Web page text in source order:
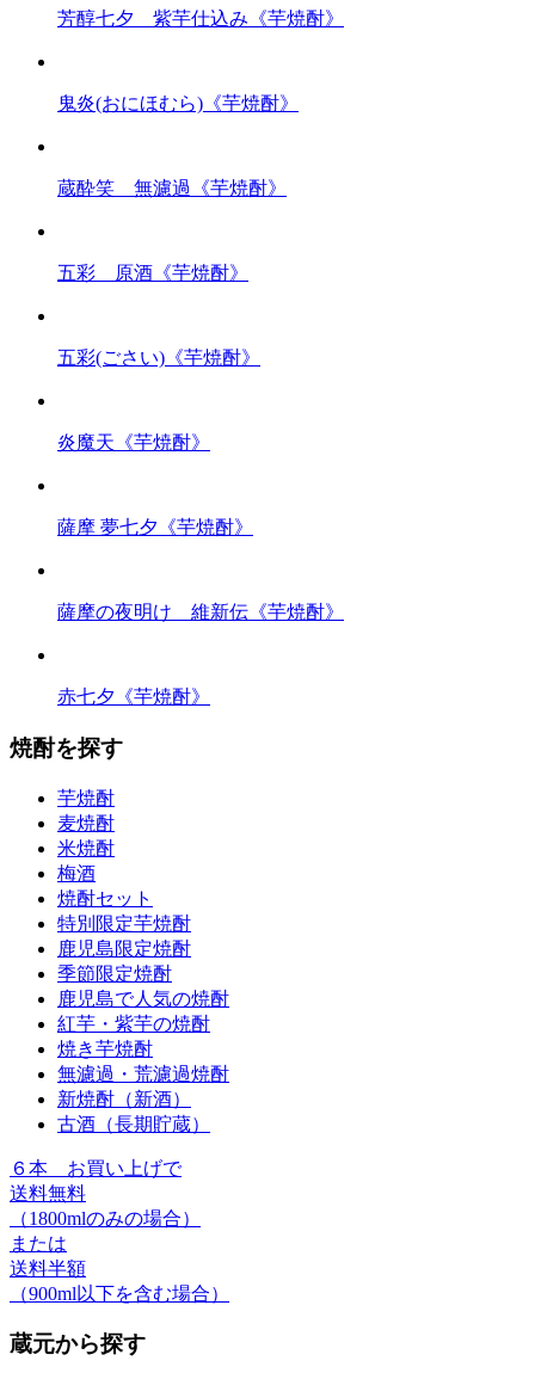
芳醇七夕 紫芋仕込み《芋焼酎》
鬼炎(おにほむら)《芋焼酎》
蔵酔笑 無濾過《芋焼酎》
五彩 原酒《芋焼酎》
五彩(ごさい)《芋焼酎》
炎魔天《芋焼酎》
薩摩 夢七夕《芋焼酎》
薩摩の夜明け 維新伝《芋焼酎》
赤七夕《芋焼酎》
焼酎を探す
芋焼酎
麦焼酎
米焼酎
梅酒
焼酎セット
特別限定芋焼酎
鹿児島限定焼酎
季節限定焼酎
鹿児島で人気の焼酎
紅芋・紫芋の焼酎
焼き芋焼酎
無濾過・荒濾過焼酎
新焼酎（新酒）
古酒（長期貯蔵）
６本 お買い上げで
送料無料
（1800mlのみの場合）
または
送料半額
（900ml以下を含む場合）
蔵元から探す